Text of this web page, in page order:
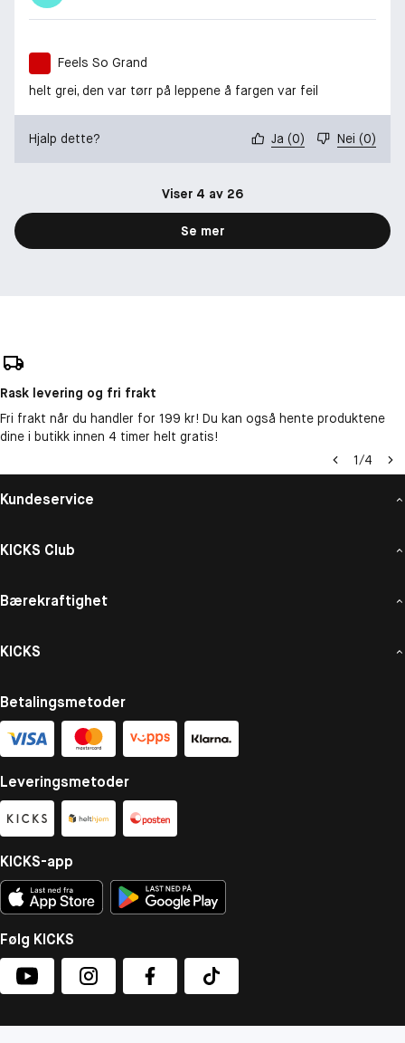
Feels So Grand
helt grei, den var tørr på leppene å fargen var feil
Hjalp dette? Ja (0) Nei (0)
Viser 4 av 26
Se mer
Rask levering og fri frakt
Fri frakt når du handler for 199 kr! Du kan også hente produktene
dine i butikk innen 4 timer helt gratis!
1/4
Kundeservice
KICKS Club
Bærekraftighet
KICKS
Betalingsmetoder
Leveringsmetoder
KICKS-app
Følg KICKS